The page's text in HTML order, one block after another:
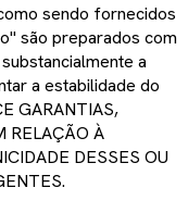
sendo fornecidos
são preparados com
a
a estabilidade do
GARANTIAS,
RELAÇÃO À
DESSES OU